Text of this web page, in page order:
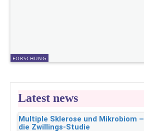
FORSCHUNG
Latest news
Multiple Sklerose und Mikrobiom –
die Zwillings-Studie